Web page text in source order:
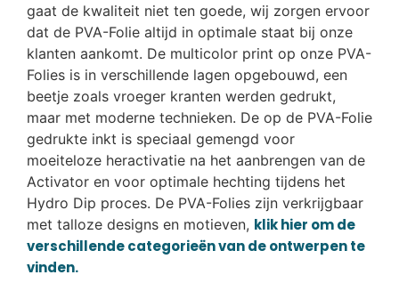
gaat de kwaliteit niet ten goede, wij zorgen ervoor
dat de PVA-Folie altijd in optimale staat bij onze
klanten aankomt. De multicolor print op onze PVA-
Folies is in verschillende lagen opgebouwd, een
beetje zoals vroeger kranten werden gedrukt,
maar met moderne technieken. De op de PVA-Folie
gedrukte inkt is speciaal gemengd voor
moeiteloze heractivatie na het aanbrengen van de
Activator en voor optimale hechting tijdens het
Hydro Dip proces. De PVA-Folies zijn verkrijgbaar
met talloze designs en motieven, klik hier om de
verschillende categorieën van de ontwerpen te
vinden.